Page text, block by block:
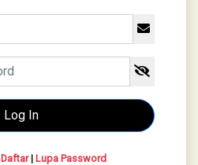
Daftar| Lupa Password